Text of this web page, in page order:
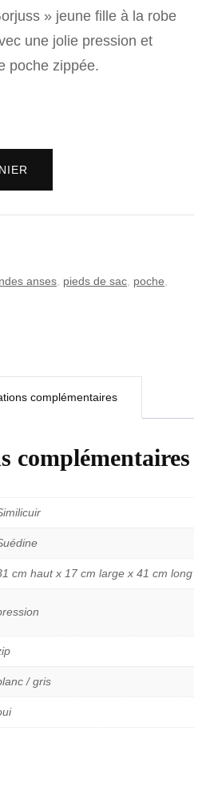
:
actuel
est :
» jeune fille à la robe
une jolie pression et
poche zippée.
anses pieds de sac poche
complémentaires
complémentaires
cm haut x 17 cm large x 41 cm long
/ gris